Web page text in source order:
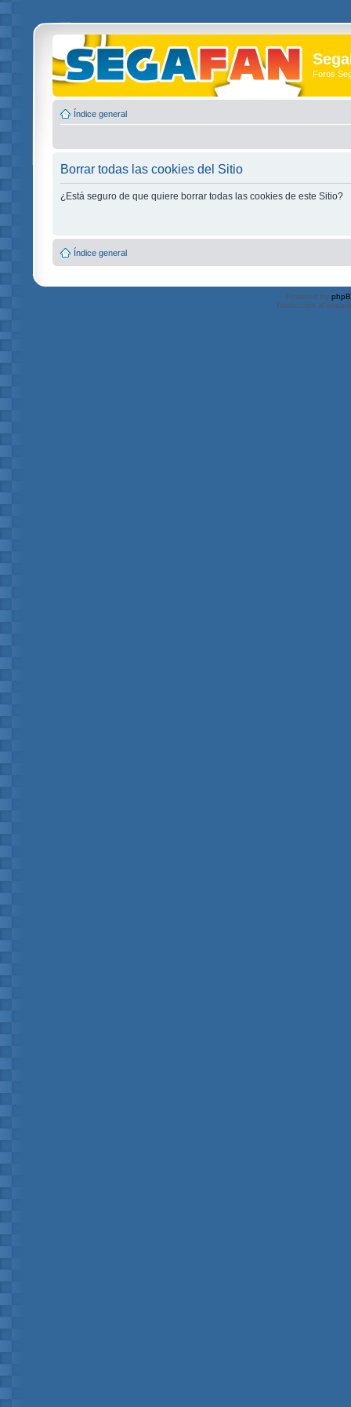
Foros
Índice general
Borrar todas las cookies del Sitio
¿Está seguro de que quiere borrar todas las cookies de este Sitio?
Índice general
Powered by
Traducción al